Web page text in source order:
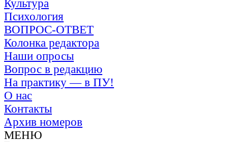
Культура
Психология
ВОПРОС-ОТВЕТ
Колонка редактора
Наши опросы
Вопрос в редакцию
На практику — в ПУ!
О нас
Контакты
Архив номеров
МЕНЮ